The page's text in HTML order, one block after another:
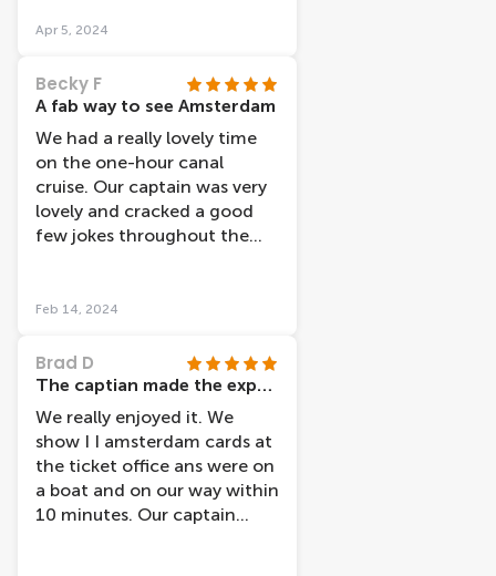
Apr 5, 2024
Becky F
A fab way to see Amsterdam
We had a really lovely time
on the one-hour canal
cruise. Our captain was very
lovely and cracked a good
few jokes throughout the
fab idea and there were so
available which was a really
pleasant surprise. We learned
so much about the history of
the city and the tour even
helped us to find places to
visit again in further detail
after the tour. The price was
extremely reasonable
Feb 14, 2024
Brad D
The captian made the experience
We really enjoyed it. We
show I I amsterdam cards at
the ticket office ans were on
a boat and on our way within
10 minutes. Our captain